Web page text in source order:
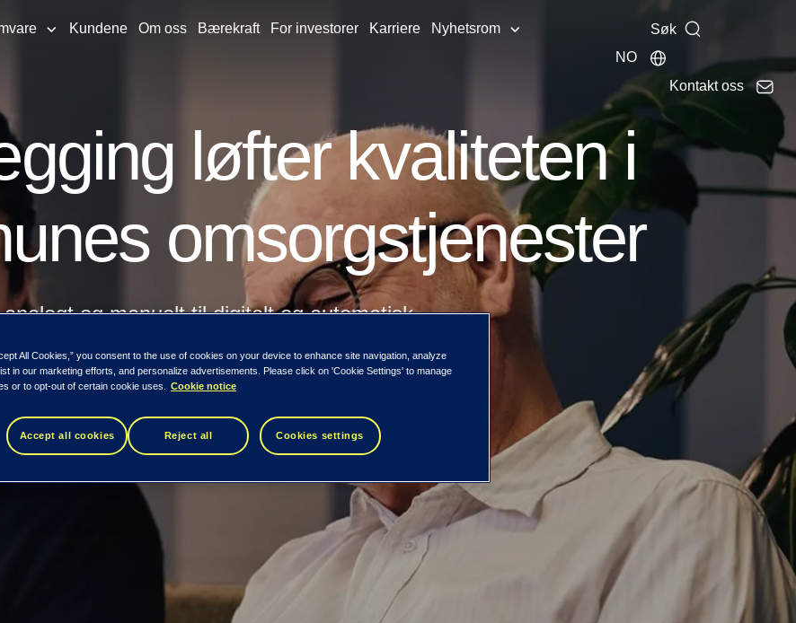
Kundene Om oss Bærekraft For investorer Karriere Nyhetsrom
Søk
NO
Kontakt oss
løfter kvaliteten i
omsorgstjenester
og manuelt til digitalt og automatisk.
og omsorgstjenester.
All Cookies,” you consent to the use of cookies on your device to enhance site navigation, analyze
in our marketing efforts, and personalize advertisements. Please click on 'Cookie Settings' to manage
or to opt-out of certain cookie uses.
Cookie notice
Accept all cookies Reject all Cookies settings